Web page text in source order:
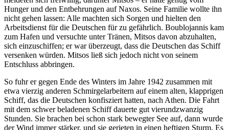
Hunger und den Entbehrungen auf Naxos. Seine Familie wollte ihn
nicht gehen lassen: Alle machten sich Sorgen und hielten den
Arbeitsdienst für die Deutschen für zu gefährlich. Boublojannis kam
zum Hafen und versuchte unter Tränen, Mitsos davon abzuhalten,
sich einzuschiffen; er war überzeugt, dass die Deutschen das Schiff
versenken würden. Mitsos ließ sich jedoch nicht von seinem
Entschluss abbringen.
So fuhr er gegen Ende des Winters im Jahre 1942 zusammen mit
etwa vierzig anderen Schmirgelarbeitern auf einem alten, klapprigen
Schiff, das die Deutschen konfisziert hatten, nach Athen. Die Fahrt
mit dem schwer beladenen Schiff dauerte gut vierundzwanzig
Stunden. Sie brachen bei schon stark bewegter See auf, dann wurde
der Wind immer stärker, und sie gerieten in einen heftigen Sturm. Es